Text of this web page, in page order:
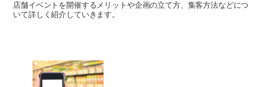
店舗イベントを開催するメリットや企画の立て方、集客方法などにつ
いて詳しく紹介していきます。